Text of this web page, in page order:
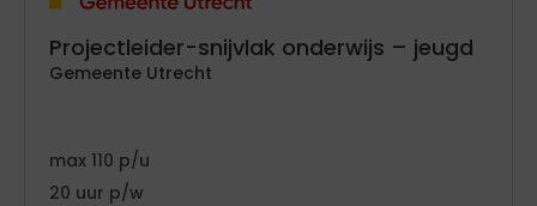
Projectleider-snijvlak onderwijs – jeugd
Gemeente Utrecht
110
20